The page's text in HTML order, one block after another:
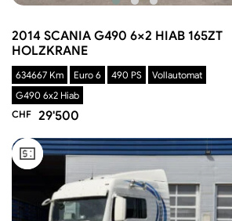
2014 SCANIA G490 6×2 HIAB 165ZT
HOLZKRANE
634667 Km Euro 6 490 PS
Vollautomat
G490 6x2 Hiab
CHF 29'500